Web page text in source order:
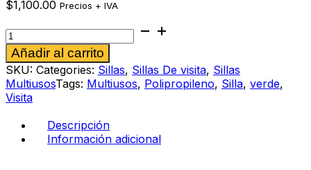
$1,100.00 Precios + IVA
Silla
multiusos
Luigi
verde
cantidad
Añadir al carrito
SKU: Categories: Sillas, Sillas De visita, Sillas
MultiusosTags: Multiusos, Polipropileno, Silla, verde,
Visita
Descripción
Información adicional